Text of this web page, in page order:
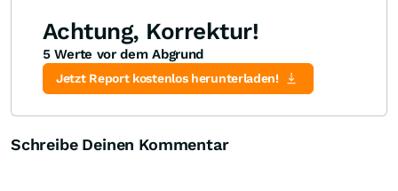
Achtung, Korrektur!
5 Werte vor dem Abgrund
Jetzt Report kostenlos herunterladen!
Schreibe Deinen Kommentar